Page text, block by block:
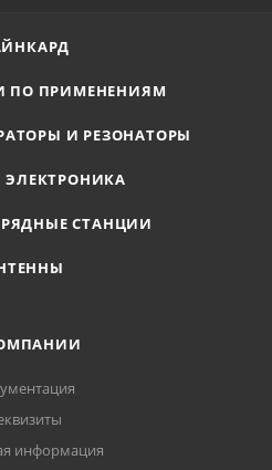
ПО ПРИМЕНЕНИЯМ
И РЕЗОНАТОРЫ
СТАНЦИИ
информация